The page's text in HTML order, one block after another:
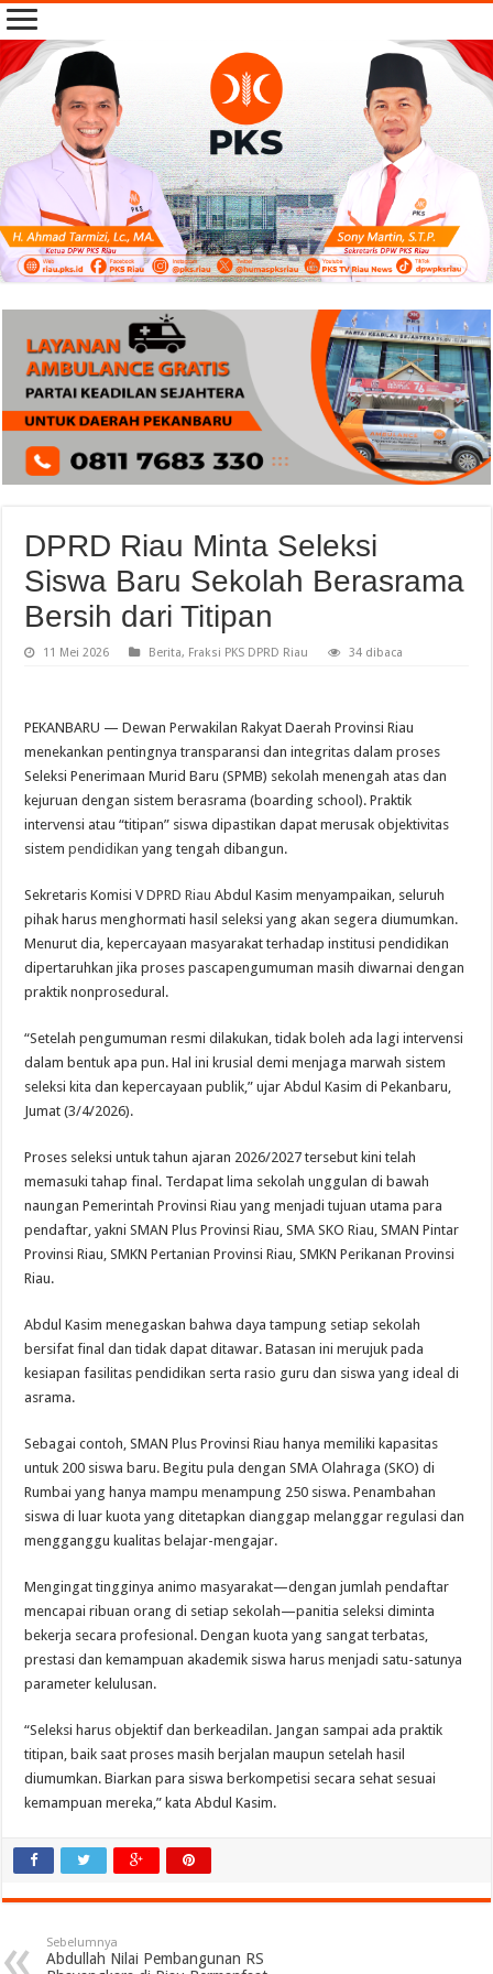
DPRD Riau Minta Seleksi
Siswa Baru Sekolah Berasrama
Bersih dari Titipan
11 Mei 2026 Berita, Fraksi PKS DPRD Riau 34 dibaca
PEKANBARU — Dewan Perwakilan Rakyat Daerah Provinsi Riau
menekankan pentingnya transparansi dan integritas dalam proses
Seleksi Penerimaan Murid Baru (SPMB) sekolah menengah atas dan
kejuruan dengan sistem berasrama (boarding school). Praktik
intervensi atau “titipan” siswa dipastikan dapat merusak objektivitas
sistempendidikan yang tengah dibangun.
Sekretaris Komisi VDPRD Riau Abdul Kasim menyampaikan, seluruh
pihak harus menghormati hasil seleksi yang akan segera diumumkan.
Menurut dia, kepercayaan masyarakat terhadap institusi pendidikan
dipertaruhkan jika proses pascapengumuman masih diwarnai dengan
praktik nonprosedural.
“Setelah pengumuman resmi dilakukan, tidak boleh ada lagi intervensi
dalam bentuk apa pun. Hal ini krusial demi menjaga marwah sistem
seleksi kita dan kepercayaan publik,” ujar Abdul Kasim di Pekanbaru,
Jumat (3/4/2026).
Proses seleksi untuk tahun ajaran 2026/2027 tersebut kini telah
memasuki tahap final. Terdapat lima sekolah unggulan di bawah
naungan Pemerintah Provinsi Riau yang menjadi tujuan utama para
pendaftar, yakni SMAN Plus Provinsi Riau, SMA SKO Riau, SMAN Pintar
Provinsi Riau, SMKN Pertanian Provinsi Riau, SMKN Perikanan Provinsi
Riau.
Abdul Kasim menegaskan bahwa daya tampung setiap sekolah
bersifat final dan tidak dapat ditawar. Batasan ini merujuk pada
kesiapan fasilitas pendidikan serta rasio guru dan siswa yang ideal di
asrama.
Sebagai contoh, SMAN Plus Provinsi Riau hanya memiliki kapasitas
untuk 200 siswa baru. Begitu pula dengan SMA Olahraga (SKO) di
Rumbai yang hanya mampu menampung 250 siswa. Penambahan
siswa di luar kuota yang ditetapkan dianggap melanggar regulasi dan
mengganggu kualitas belajar-mengajar.
Mengingat tingginya animo masyarakat—dengan jumlah pendaftar
mencapai ribuan orang di setiap sekolah—panitia seleksi diminta
bekerja secara profesional. Dengan kuota yang sangat terbatas,
prestasi dan kemampuan akademik siswa harus menjadi satu-satunya
parameter kelulusan.
“Seleksi harus objektif dan berkeadilan. Jangan sampai ada praktik
titipan, baik saat proses masih berjalan maupun setelah hasil
diumumkan. Biarkan para siswa berkompetisi secara sehat sesuai
kemampuan mereka,” kata Abdul Kasim.
Sebelumnya
Abdullah Nilai Pembangunan RS